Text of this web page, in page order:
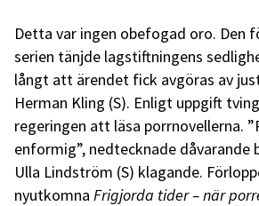
Detta var ingen obefogad oro. Den
serien tänjde lagstiftningens
långt att ärendet fick avgöras av
Herman Kling (S). Enligt uppgift
regeringen att läsa porrnovellerna.
enformig”, nedtecknade dåvarande
Ulla Lindström (S) klagande.
nyutkomna Frigjorda tider – när